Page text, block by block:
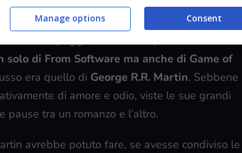
uno dei punti più importanti del gioco.
che serpeggiava dietro le quinte e che, sin
solo di From Software ma anche di Game of
era quello di George R.R. Martin. Sebbene
di amore e odio, viste le sue grandi
tra un romanzo e l’altro.
avrebbe potuto fare, se avesse condiviso le
Consent
Manage options